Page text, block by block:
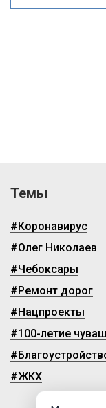
Темы
#Коронавирус
#Олег Николаев
#Чебоксары
#Ремонт дорог
#Нацпроекты
#100-летие
#ЖКХ